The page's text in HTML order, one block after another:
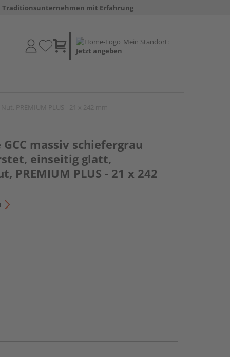
Traditionsunternehmen mit Erfahrung
Mein Standort:
Jetzt angeben
massiv schiefergrau
einseitig glatt,
PREMIUM PLUS - 21 x 242